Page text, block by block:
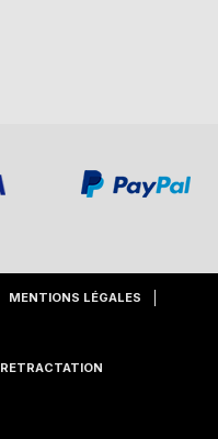
MENTIONS LÉGALES
RETRACTATION